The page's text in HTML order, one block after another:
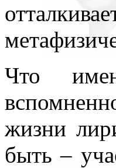
Что
жизни
быть –